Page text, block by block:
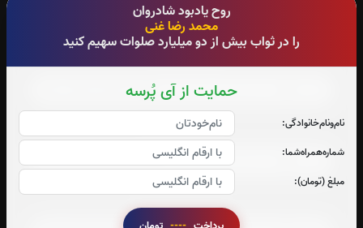
روح یادبود شادروان
محمد رضا غنی
را در ثواب بیش از دو میلیارد صلوات سهیم کنید
حمایت از آی پُرسه
نام‌و‌نام‌خانوادگی:
شماره‌همراه‌شما:
مبلغ (تومان):
صوت جزء شماره 4
صوت جزء شماره 5